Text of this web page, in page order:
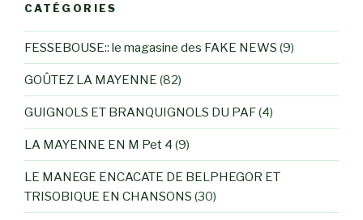
CATÉGORIES
FESSEBOUSE:: le magasine des FAKE NEWS (9)
GOÛTEZ LA MAYENNE (82)
GUIGNOLS ET BRANQUIGNOLS DU PAF(4)
LA MAYENNE EN M Pet 4 (9)
LE MANEGE ENCACATE DE BELPHEGOR ET
TRISOBIQUE EN CHANSONS (30)